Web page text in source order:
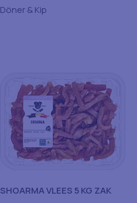
Döner & Kip
SHOARMA VLEES 5 KG ZAK